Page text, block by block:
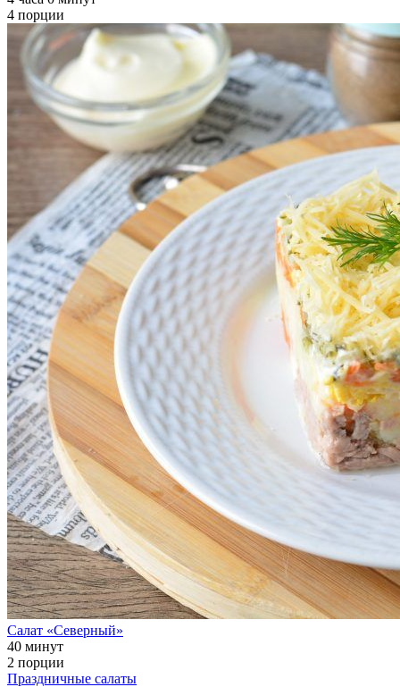
4 порции
Салат «Северный»
40 минут
2 порции
Праздничные салаты